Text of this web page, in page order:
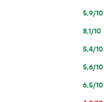
5,9/10
8,1/10
5,4/10
5,6/10
6,5/10